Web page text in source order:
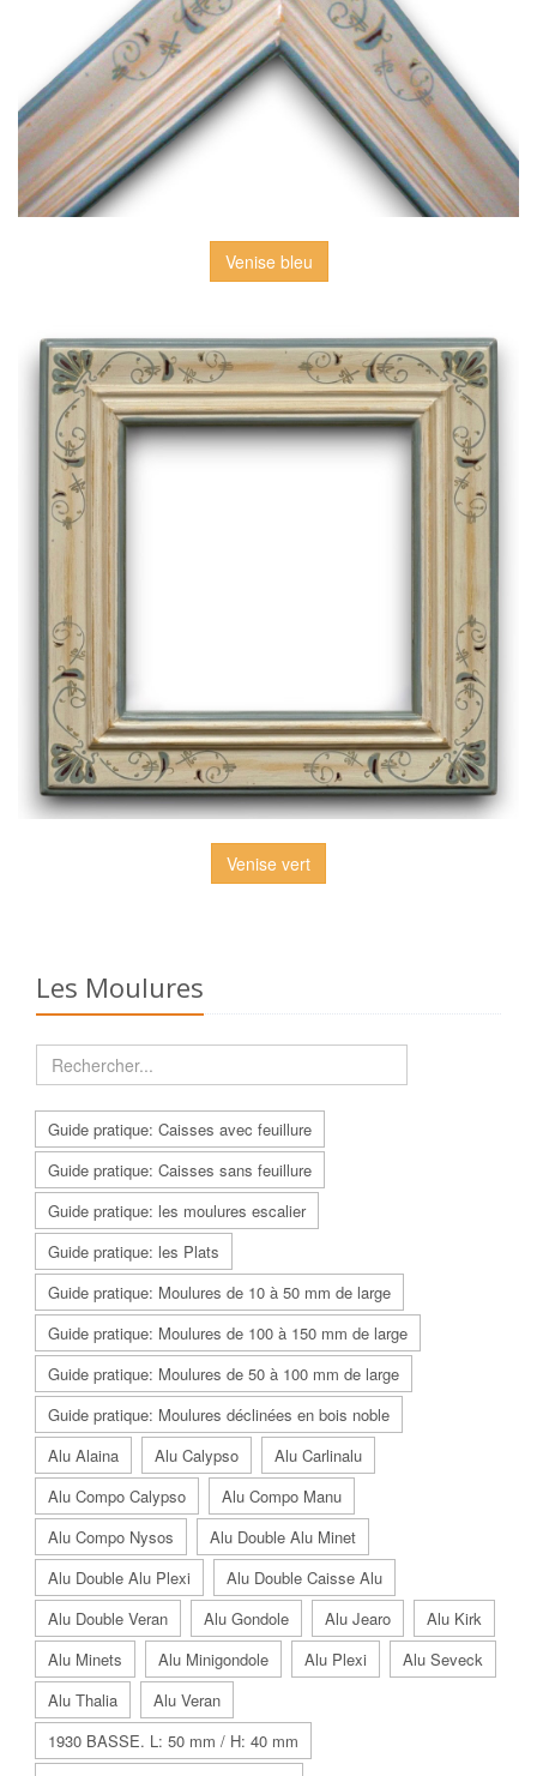
Venise bleu
Venise vert
Les Moulures
Guide pratique: Caisses avec feuillure
Guide pratique: Caisses sans feuillure
Guide pratique: les moulures escalier
Guide pratique: les Plats
Guide pratique: Moulures de 10 à 50 mm de large
Guide pratique: Moulures de 100 à 150 mm de large
Guide pratique: Moulures de 50 à 100 mm de large
Guide pratique: Moulures déclinées en bois noble
Alu Alaina
Alu Calypso
Alu Carlinalu
Alu Compo Calypso
Alu Compo Manu
Alu Compo Nysos
Alu Double Alu Minet
Alu Double Alu Plexi
Alu Double Caisse Alu
Alu Double Veran
Alu Gondole Alu Jearo
Alu Kirk
Alu Minets
Alu Minigondole Alu Plexi
Alu Seveck
Alu Thalia
Alu Veran
1930 BASSE. L: 50 mm / H: 40 mm